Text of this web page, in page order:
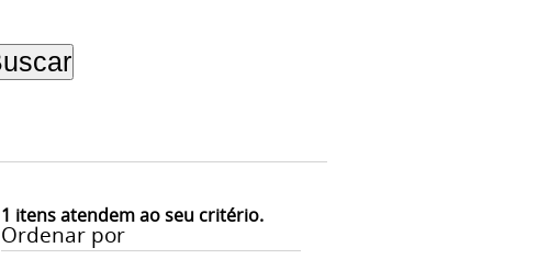
1 itens atendem ao seu critério.
Ordenar por